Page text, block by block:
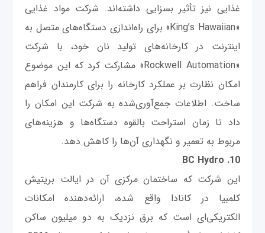
غذایی نیز تأثیر بسزایی داشته‌اند. شرکت مواد غذایی
«King’s Hawaiian» برای راه‌اندازی دستگاه‌های متصل به
اینترنت در کارخانه‌های تولید نان خود، با شرکت
«Rockwell Automation» مشارکت کرد که این موضوع
امکان نظارت بر عملکرد کارخانه را برای کارمندان فراهم
ساخت. اطلاعات جمع‌آوری‌شده به شرکت این امکان را
داد تا زمان استراحت بالقوه دستگاه‌ها و هزینه‌های
مربوط به تعمیر و نگهداری آن‌ها را کاهش دهد.
10. BC Hydro
این شرکت که ساختمان مرکزی آن در ایالت بریتیش
کلمبیا در کانادا واقع شده، ارائه‌دهنده امکانات
الکتریکی‌ای است که برق نزدیک به دو میلیون ساکن